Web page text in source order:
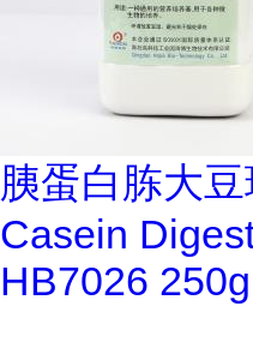
胰蛋白胨大
Casein
HB7026 250g